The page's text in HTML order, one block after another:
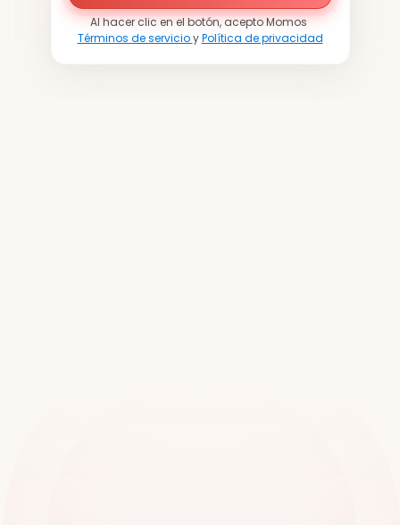
Al hacer clic en el botón, acepto Momos
Términos de servicio y Política de privacidad